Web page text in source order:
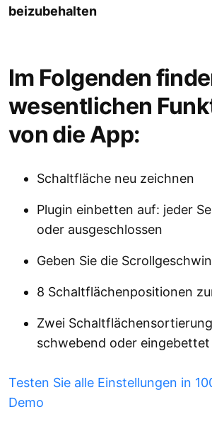
beizubehalten
Im Folgenden
wesentlichen
von die App:
Schaltfläche neu zeichnen
Plugin einbetten auf: jeder
oder ausgeschlossen
Geben Sie die
8 Schaltflächenpositionen
Zwei
schwebend oder eingebettet
Testen Sie alle Einstellungen in
Demo